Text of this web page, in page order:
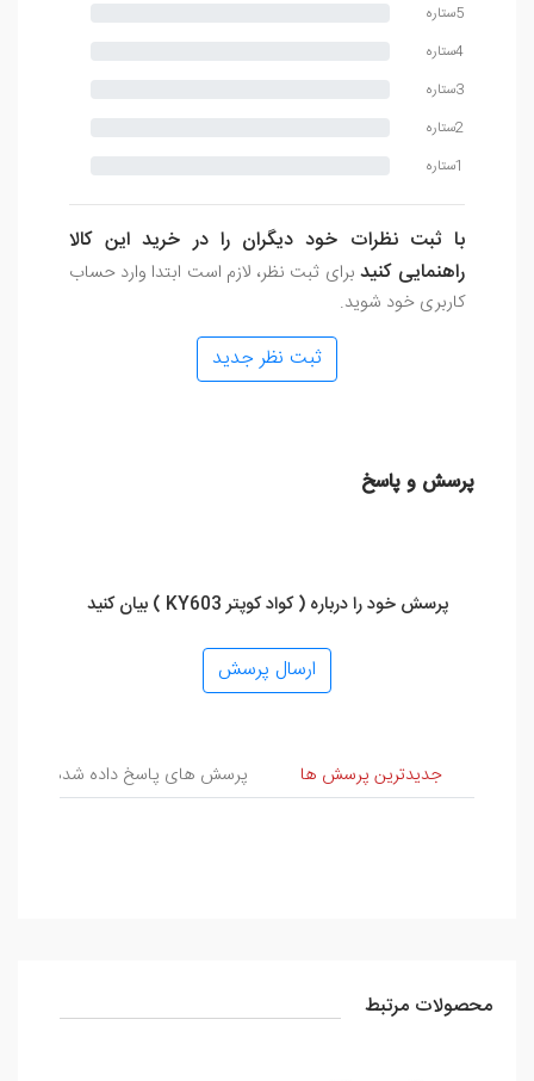
5ستاره
4ستاره
3ستاره
2ستاره
1ستاره
با ثبت نظرات خود دیگران را در خرید این کالا
راهنمایی کنید برای ثبت نظر، لازم است ابتدا وارد حساب
کاربری خود شوید.
ثبت نظر جدید
پرسش و پاسخ
پرسش خود را درباره ( کواد کوپتر KY603 ) بیان کنید
ارسال پرسش
پرسش و پاسخ
جدیدترین پرسش ها پرسش های پاسخ داده شده
محصولات مرتبط